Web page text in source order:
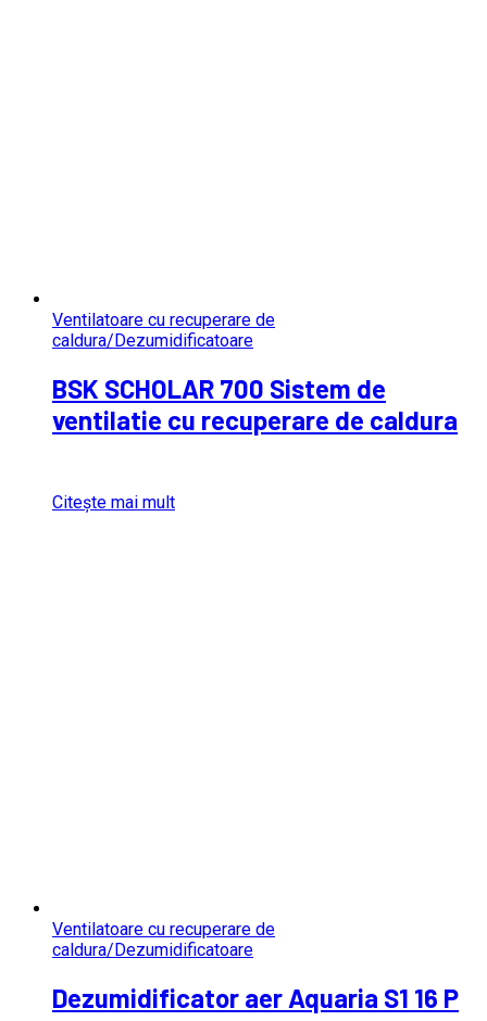
Ventilatoare cu recuperare de
caldura/Dezumidificatoare
BSK SCHOLAR 700 Sistem de
ventilatie cu recuperare de caldura
Citește mai mult
Ventilatoare cu recuperare de
caldura/Dezumidificatoare
Dezumidificator aer Aquaria S1 16 P